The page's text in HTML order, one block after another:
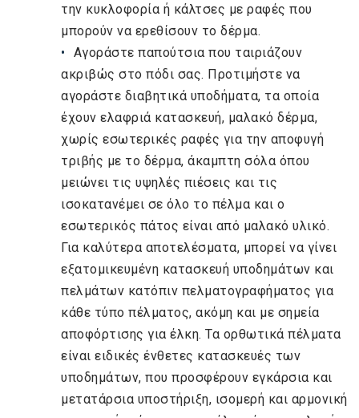
την κυκλοφορία ή κάλτσες με ραφές που
μπορούν να ερεθίσουν το δέρμα.
Αγοράστε παπούτσια που ταιριάζουν
ακριβώς στο πόδι σας. Προτιμήστε να
αγοράστε διαβητικά υποδήματα, τα οποία
έχουν ελαφριά κατασκευή, μαλακό δέρμα,
χωρίς εσωτερικές ραφές για την αποφυγή
τριβής με το δέρμα, άκαμπτη σόλα όπου
μειώνει τις υψηλές πιέσεις και τις
ισοκατανέμει σε όλο το πέλμα και ο
εσωτερικός πάτος είναι από μαλακό υλικό.
Για καλύτερα αποτελέσματα, μπορεί να γίνει
εξατομικευμένη κατασκευή υποδημάτων και
πελμάτων κατόπιν πελματογραφήματος για
κάθε τύπο πέλματος, ακόμη και με σημεία
αποφόρτισης για έλκη. Τα ορθωτικά πέλματα
είναι ειδικές ένθετες κατασκευές των
υποδημάτων, που προσφέρουν εγκάρσια και
μετατάρσια υποστήριξη, ισομερή και αρμονική